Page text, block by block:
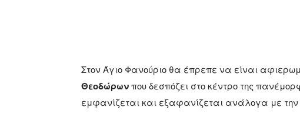
Στον Άγιο Φανούριο θα έπρεπε να είναι
Θεοδώρωνπου δεσπόζει στο κέντρο της
εμφανίζεται και εξαφανίζεται ανάλογα με την